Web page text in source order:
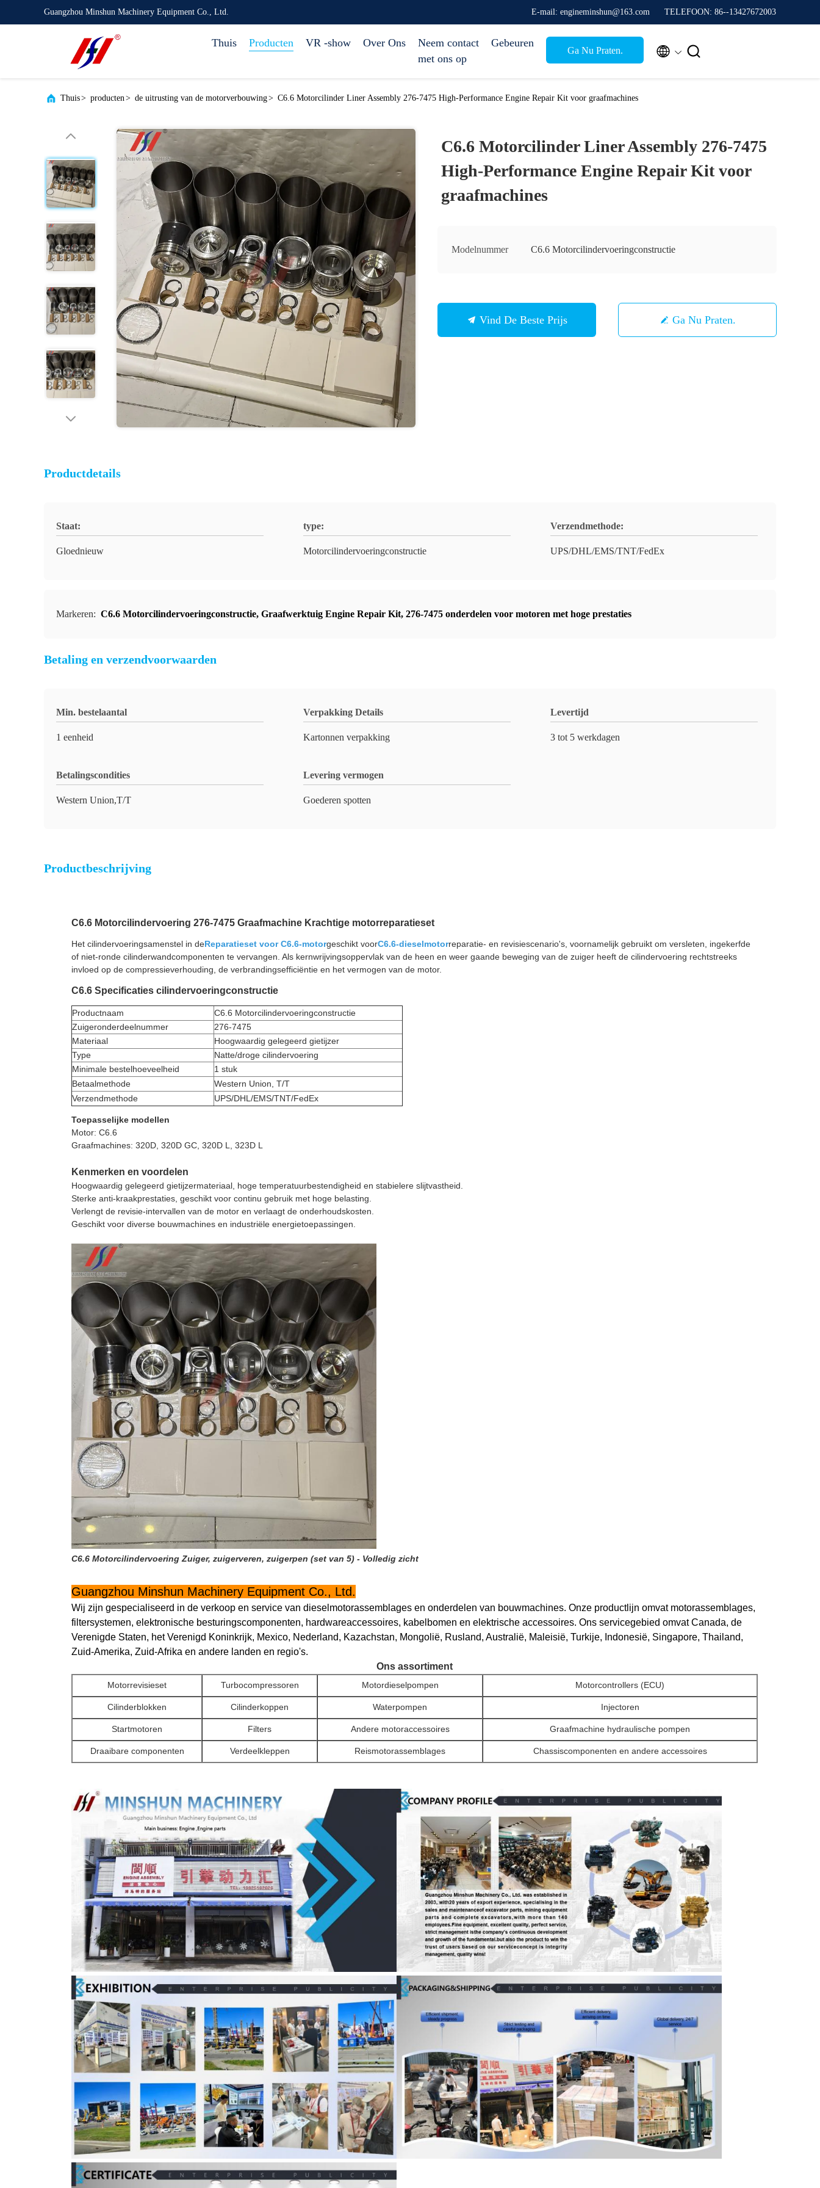
Guangzhou Minshun Machinery Equipment Co., Ltd. E-mail: engineminshun@163.com TELEFOON: 86--13427672003
Thuis Producten VR -show Over Ons
Neem contact
met ons op
Gebeuren
Ga Nu Praten.  
Thuis> producten> de uitrusting van de motorverbouwing> C6.6 Motorcilinder Liner Assembly 276-7475 High-Performance Engine Repair Kit voor graafmachines
C6.6 Motorcilinder Liner Assembly 276-7475
High-Performance Engine Repair Kit voor
graafmachines
Modelnummer C6.6 Motorcilindervoeringconstructie
Vind De Beste Prijs Ga Nu Praten.
Productdetails
Staat:
Gloednieuw
type:
Motorcilindervoeringconstructie
Verzendmethode:
UPS/DHL/EMS/TNT/FedEx
Markeren: C6.6 Motorcilindervoeringconstructie, Graafwerktuig Engine Repair Kit, 276-7475 onderdelen voor motoren met hoge prestaties
Betaling en verzendvoorwaarden
Min. bestelaantal
1 eenheid
Verpakking Details
Kartonnen verpakking
Levertijd
3 tot 5 werkdagen
Betalingscondities
Western Union,T/T
Levering vermogen
Goederen spotten
Productbeschrijving
C6.6 Motorcilindervoering 276-7475 Graafmachine Krachtige motorreparatieset
Het cilindervoeringsamenstel in deReparatieset voor C6.6-motorgeschikt voorC6.6-dieselmotorreparatie- en revisiescenario's, voornamelijk gebruikt om versleten, ingekerfde
of niet-ronde cilinderwandcomponenten te vervangen. Als kernwrijvingsoppervlak van de heen en weer gaande beweging van de zuiger heeft de cilindervoering rechtstreeks
invloed op de compressieverhouding, de verbrandingsefficiëntie en het vermogen van de motor.
C6.6 Specificaties cilindervoeringconstructie
Productnaam
C6.6 Motorcilindervoeringconstructie
Zuigeronderdeelnummer
276-7475
Materiaal
Hoogwaardig gelegeerd gietijzer
Type
Natte/droge cilindervoering
Minimale bestelhoeveelheid
1 stuk
Betaalmethode
Western Union, T/T
Verzendmethode
UPS/DHL/EMS/TNT/FedEx
Toepasselijke modellen
Motor: C6.6
Graafmachines: 320D, 320D GC, 320D L, 323D L
Kenmerken en voordelen
Hoogwaardig gelegeerd gietijzermateriaal, hoge temperatuurbestendigheid en stabielere slijtvastheid.
Sterke anti-kraakprestaties, geschikt voor continu gebruik met hoge belasting.
Verlengt de revisie-intervallen van de motor en verlaagt de onderhoudskosten.
Geschikt voor diverse bouwmachines en industriële energietoepassingen.
C6.6 Motorcilindervoering Zuiger, zuigerveren, zuigerpen (set van 5) - Volledig zicht
Guangzhou Minshun Machinery Equipment Co., Ltd.
Wij zijn gespecialiseerd in de verkoop en service van dieselmotorassemblages en onderdelen van bouwmachines. Onze productlijn omvat motorassemblages,
filtersystemen, elektronische besturingscomponenten, hardwareaccessoires, kabelbomen en elektrische accessoires. Ons servicegebied omvat Canada, de
Verenigde Staten, het Verenigd Koninkrijk, Mexico, Nederland, Kazachstan, Mongolië, Rusland, Australië, Maleisië, Turkije, Indonesië, Singapore, Thailand,
Zuid-Amerika, Zuid-Afrika en andere landen en regio's.
Ons assortiment
Motorrevisieset Turbocompressoren Motordieselpompen Motorcontrollers (ECU)
Cilinderblokken Cilinderkoppen Waterpompen Injectoren
Startmotoren Filters Andere motoraccessoires Graafmachine hydraulische pompen
Draaibare componenten Verdeelkleppen Reismotorassemblages Chassiscomponenten en andere accessoires